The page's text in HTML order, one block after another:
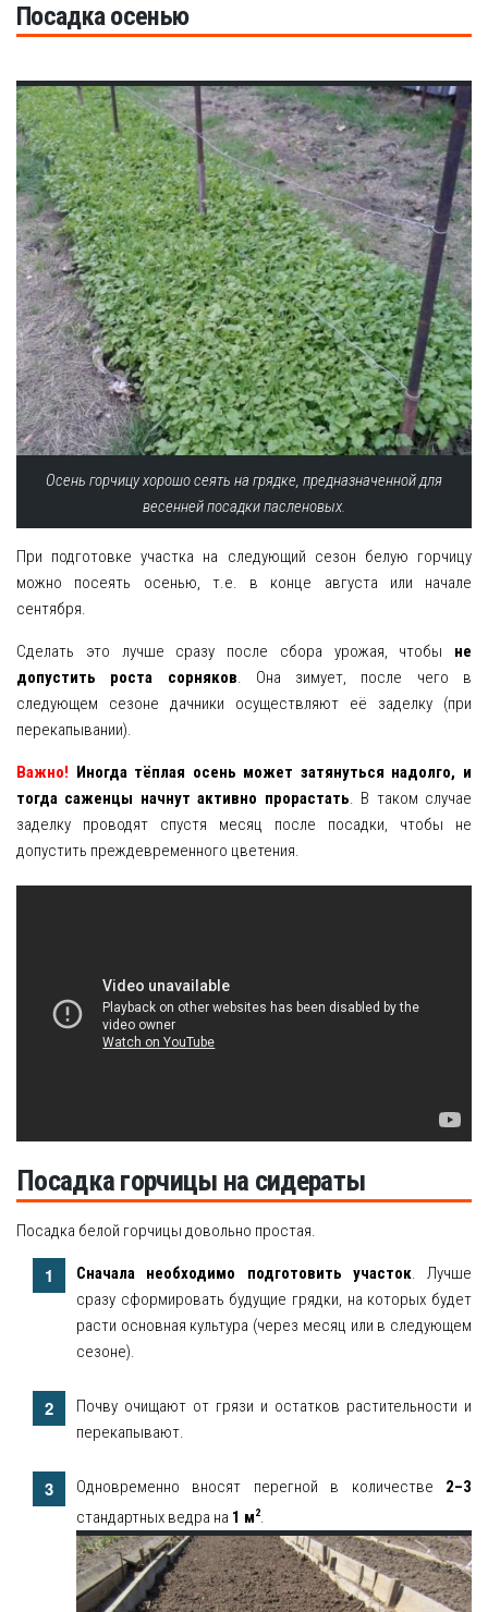
Посадка осенью
Осень горчицу хорошо сеять на грядке, предназначенной для
весенней посадки пасленовых.
При подготовке участка на следующий сезон белую горчицу
можно посеять осенью, т.е. в конце августа или начале
сентября.
Сделать это лучше сразу после сбора урожая, чтобы не
допустить роста сорняков. Она зимует, после чего в
следующем сезоне дачники осуществляют её заделку (при
перекапывании).
Важно! Иногда тёплая осень может затянуться надолго, и
тогда саженцы начнут активно прорастать. В таком случае
заделку проводят спустя месяц после посадки, чтобы не
допустить преждевременного цветения.
Посадка горчицы на сидераты
Посадка белой горчицы довольно простая.
Сначала необходимо подготовить участок. Лучше
сразу сформировать будущие грядки, на которых будет
расти основная культура (через месяц или в следующем
сезоне).
Почву очищают от грязи и остатков растительности и
перекапывают.
Одновременно вносят перегной в количестве 2–3
стандартных ведра на 1 м2.